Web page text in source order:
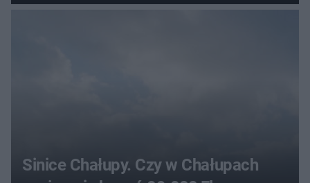
Sinice Chałupy. Czy w Chałupach